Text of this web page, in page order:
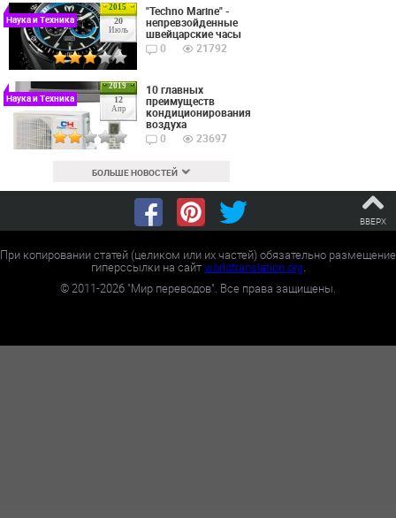
2015
20
Июль
Наука и Техника
"Techno Marine" -
непревзойденные
швейцарские часы
0
21792
2019
12
Апр
Наука и Техника
10 главных
преимуществ
кондиционирования
воздуха
0
23697
БОЛЬШЕ НОВОСТЕЙ
ВВЕРХ
При копировании статей (целиком или их частей) обязательно размещение
гиперссылки на сайтworldtranslation.org.
©2011-2026 "Мир переводов". Все права защищены.